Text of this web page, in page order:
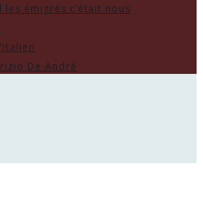
les émigrés c’était nous
De André